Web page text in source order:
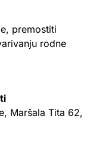
premostiti
rodne
Maršala Tita 62,